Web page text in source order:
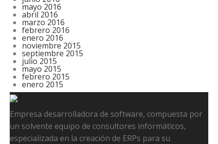
mayo 2016
abril 2016
marzo 2016
febrero 2016
enero 2016
noviembre 2015
septiembre 2015
julio 2015
mayo 2015
febrero 2015
enero 2015
Empresa desarrolladora de software, compuesta por
un solvente equipo de consultores informáticos,
especializada en la creación de ERPs para su